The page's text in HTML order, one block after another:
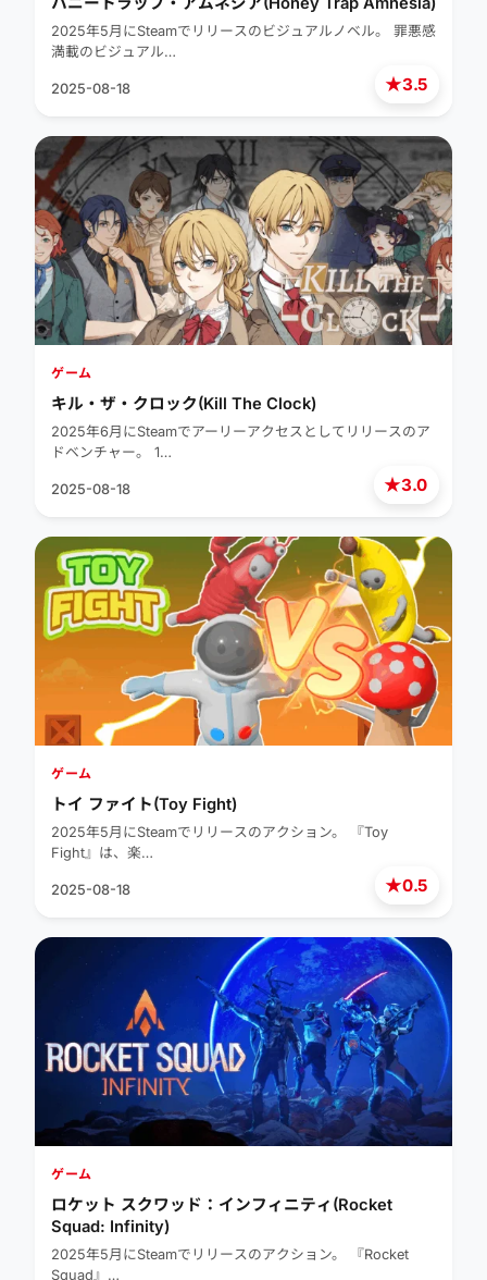
★3.5
2025年5月にSteamでリリースのビジュアルノベル。 罪悪感
満載のビジュアル…
2025-08-18
★3.0
ゲーム
キル・ザ・クロック(Kill The Clock)
2025年6月にSteamでアーリーアクセスとしてリリースのア
ドベンチャー。 1…
2025-08-18
★0.5
ゲーム
トイ ファイト(Toy Fight)
2025年5月にSteamでリリースのアクション。 『Toy
Fight』は、楽…
2025-08-18
ゲーム
ロケット スクワッド：インフィニティ(Rocket
Squad: Infinity)
2025年5月にSteamでリリースのアクション。 『Rocket
Squad』…